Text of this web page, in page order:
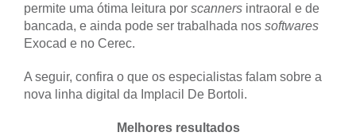
permite uma ótima leitura por scanners intraoral e de
bancada, e ainda pode ser trabalhada nos softwares
Exocad e no Cerec.
A seguir, confira o que os especialistas falam sobre a
nova linha digital da Implacil De Bortoli.
Melhores resultados